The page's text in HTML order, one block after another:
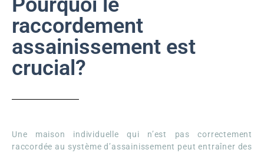
raccordement
assainissement est
crucial?
Une maison individuelle qui n’est pas correctement
raccordée au système d’assainissement peut entraîner des